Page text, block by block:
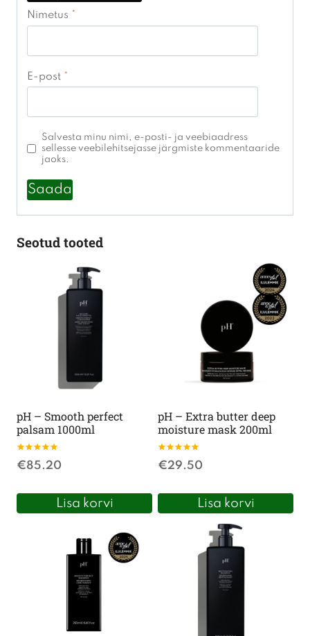
Nimetus *
E-post *
Salvesta minu nimi, e-posti- ja veebiaadress
sellesse veebilehitsejasse järgmiste kommentaaride
jaoks.
Seotud tooted
pH – Smooth perfect
palsam 1000ml
Hinnanguga
5.00
€85.20
Lisa korvi
pH – Extra butter deep
moisture mask 200ml
Hinnanguga
5.00
€29.50
Lisa korvi